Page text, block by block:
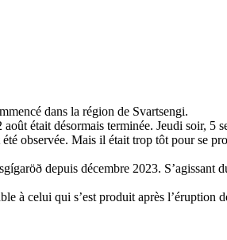
dans la région de Svartsengi.
était désormais terminée. Jeudi soir, 5
observée. Mais il était trop tôt pour se
depuis décembre 2023.
à celui qui s’est produit après